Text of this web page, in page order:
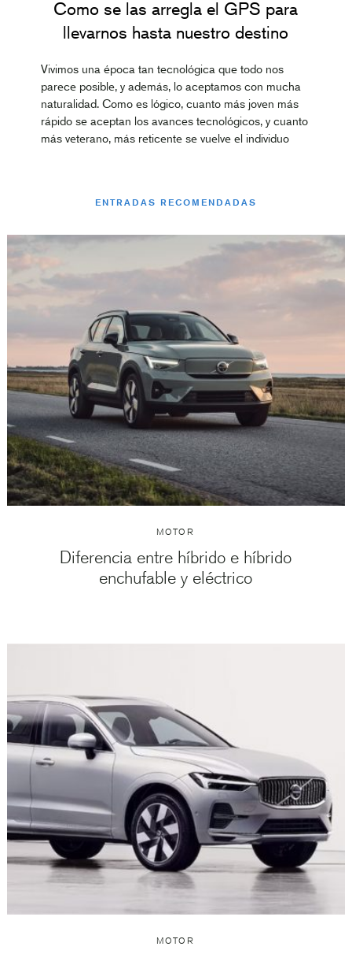
Como se las arregla el GPS para
llevarnos hasta nuestro destino
Vivimos una época tan tecnológica que todo nos
parece posible, y además, lo aceptamos con mucha
naturalidad. Como es lógico, cuanto más joven más
rápido se aceptan los avances tecnológicos, y cuanto
más veterano, más reticente se vuelve el individuo
ENTRADAS RECOMENDADAS
MOTOR
Diferencia entre híbrido e híbrido
enchufable y eléctrico
MOTOR